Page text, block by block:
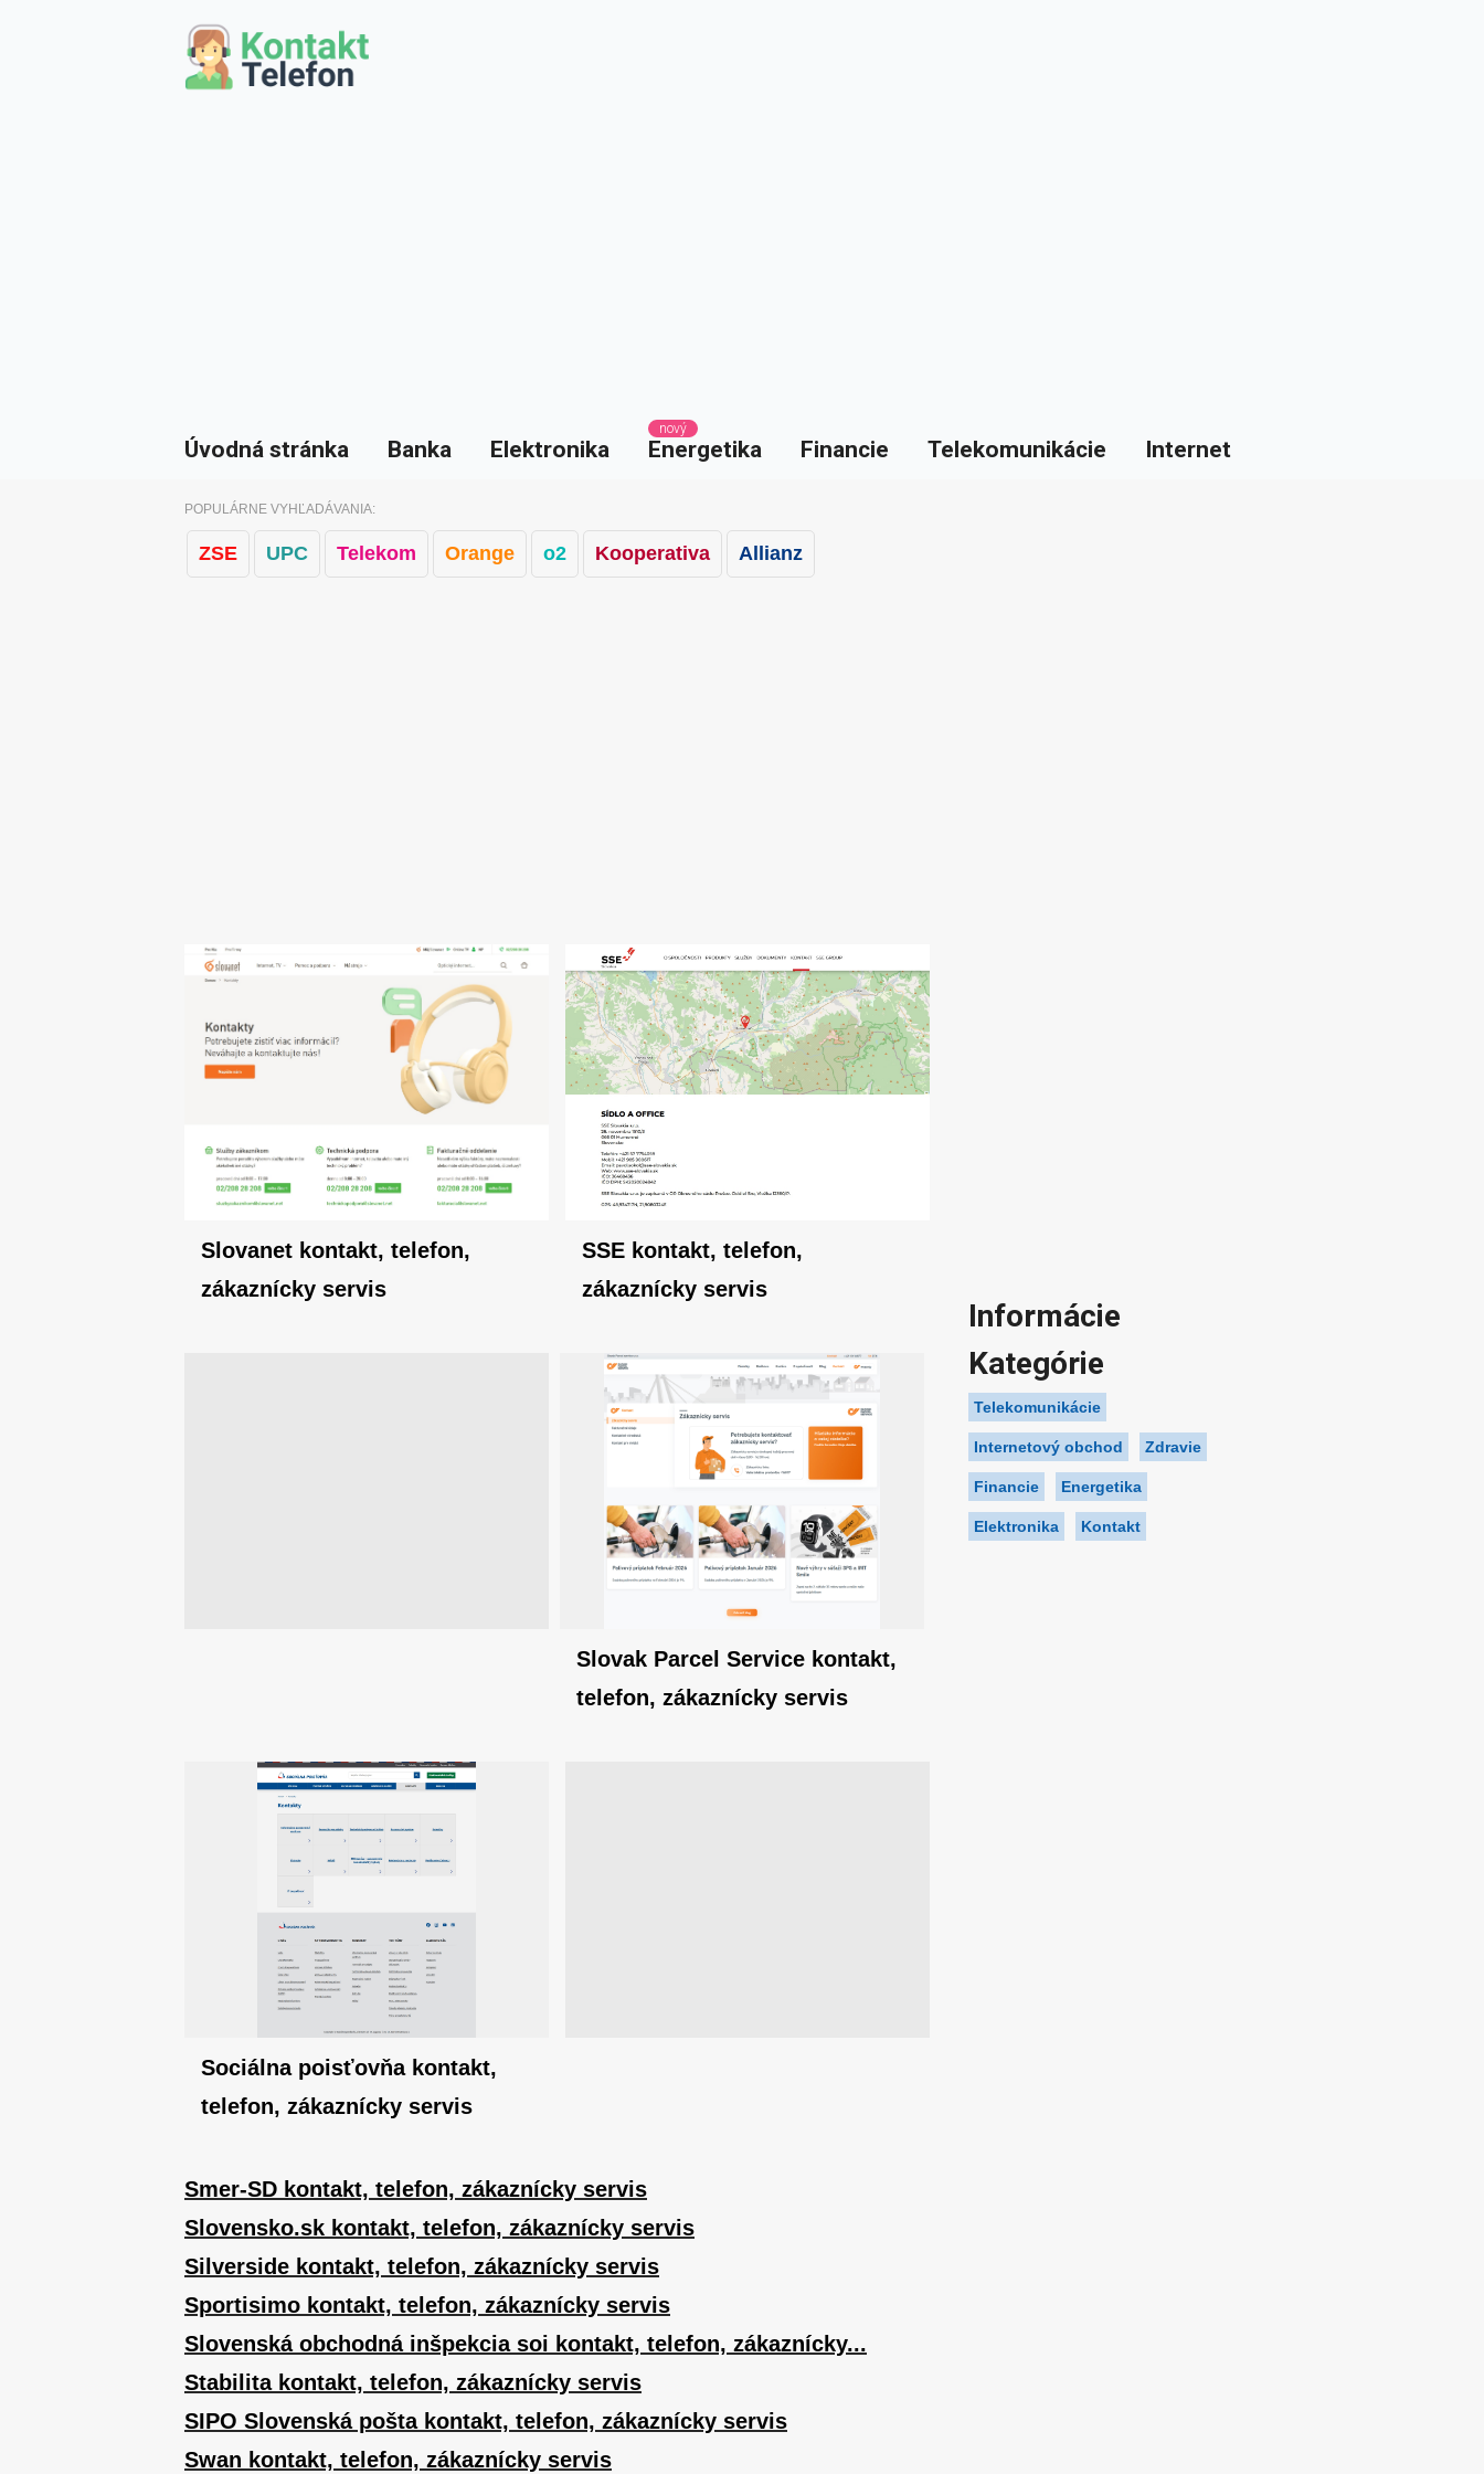
Úvodná stránka Banka Elektronika
nový
Energetika Financie Telekomunikácie Internet
POPULÁRNE VYHĽADÁVANIA:
ZSE UPC Telekom Orange o2 Kooperativa Allianz
Slovanet kontakt, telefon,
zákaznícky servis
SSE kontakt, telefon,
zákaznícky servis
Slovak Parcel Service kontakt,
telefon, zákaznícky servis
Sociálna poisťovňa kontakt,
telefon, zákaznícky servis
Smer-SD kontakt, telefon, zákaznícky servis
Slovensko.sk kontakt, telefon, zákaznícky servis
Silverside kontakt, telefon, zákaznícky servis
Sportisimo kontakt, telefon, zákaznícky servis
Slovenská obchodná inšpekcia soi kontakt, telefon, zákaznícky...
Stabilita kontakt, telefon, zákaznícky servis
SIPO Slovenská pošta kontakt, telefon, zákaznícky servis
Swan kontakt, telefon, zákaznícky servis
Informácie
Kategórie
Telekomunikácie
Internetový obchod Zdravie
Financie Energetika
Elektronika Kontakt